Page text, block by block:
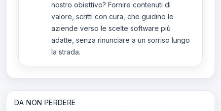
nostro obiettivo? Fornire contenuti di
valore, scritti con cura, che guidino le
aziende verso le scelte software più
adatte, senza rinunciare a un sorriso lungo
la strada.
DA NON PERDERE